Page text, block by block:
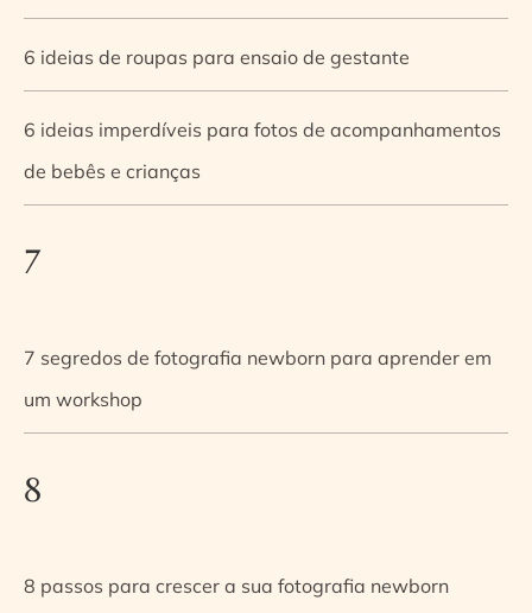
6 ideias de roupas para ensaio de gestante
6 ideias imperdíveis para fotos de acompanhamentos
de bebês e crianças
7
7 segredos de fotografia newborn para aprender em
um workshop
8
8 passos para crescer a sua fotografia newborn